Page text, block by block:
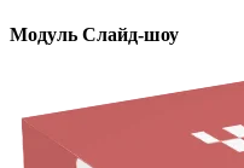
Модуль Слайд-шоу